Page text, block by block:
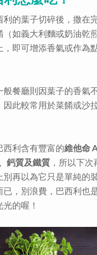
利的葉子切碎後，撒在
（如義大利麵或奶油乾
，即可增添香氣或作為
般餐廳則因葉子的香氣
因此較常用於菜餚或沙
西利含有豐富的維他命 A
鈣質及鐵質 ，所以下次
別再以為它只是單純的
已，別浪費，巴西利也
光的喔！